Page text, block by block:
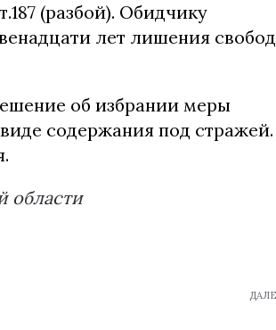
(разбой). Обидчику
лет лишения
об избрании меры
содержания под стражей.
области